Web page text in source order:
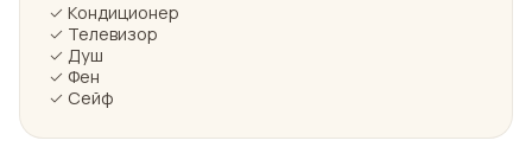
✓ Кондиционер
✓ Телевизор
✓ Душ
✓ Фен
✓ Сейф